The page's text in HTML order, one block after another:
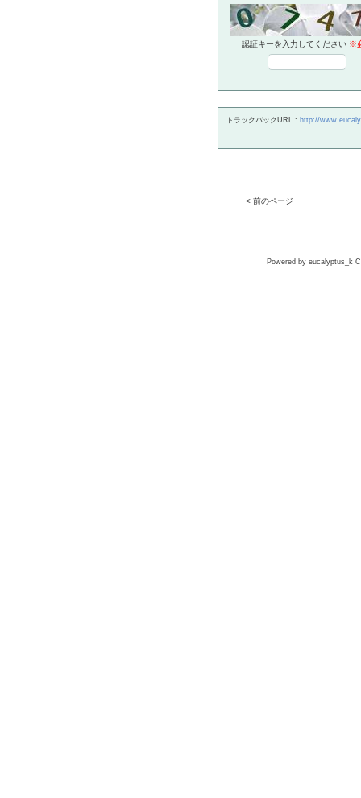
認証キーを入力してください ※
トラックバックURL : http://
< 前のページ
Powered by eucalyptus_k